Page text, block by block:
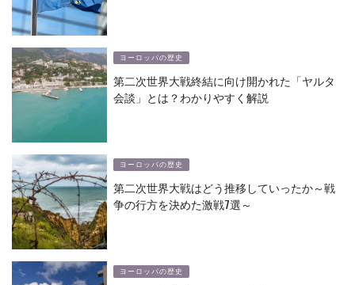
ヨーロッパの歴史
第二次世界大戦終結に向け開かれた「ヤルタ
会談」とは？わかりやすく解説
ヨーロッパの歴史
第二次世界大戦はどう推移していったか～戦
争の行方を決めた激戦7選～
ヨーロッパの歴史